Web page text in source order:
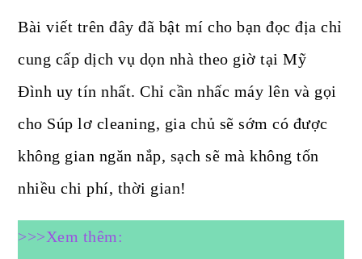
Bài viết trên đây đã bật mí cho bạn đọc địa chỉ
cung cấp dịch vụ dọn nhà theo giờ tại Mỹ
Đình uy tín nhất. Chỉ cần nhấc máy lên và gọi
cho Súp lơ cleaning, gia chủ sẽ sớm có được
không gian ngăn nắp, sạch sẽ mà không tốn
nhiều chi phí, thời gian!
>>>Xem thêm: